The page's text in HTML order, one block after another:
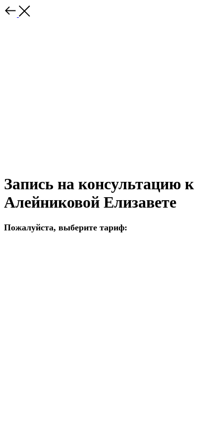
Запись на консультацию к
Алейниковой Елизавете
Пожалуйста, выберите тариф: